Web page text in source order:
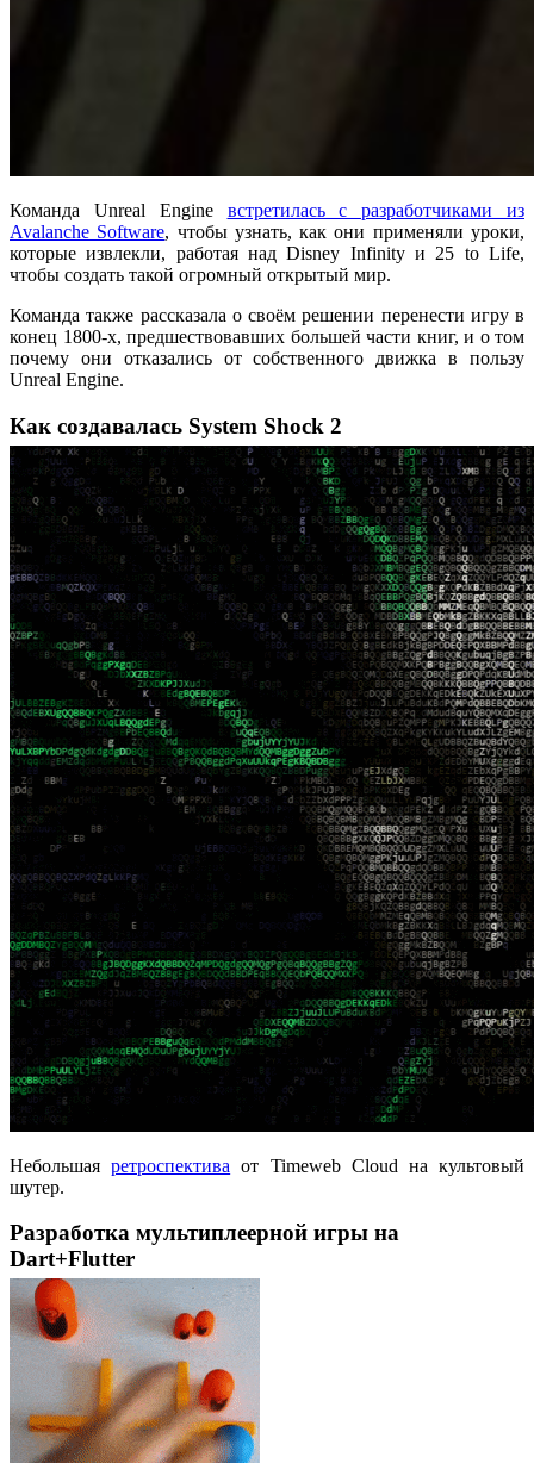
Команда Unreal Engine встретилась с разработчиками из
Avalanche Software, чтобы узнать, как они применяли уроки,
которые извлекли, работая над Disney Infinity и 25 to Life,
чтобы создать такой огромный открытый мир.
Команда также рассказала о своём решении перенести игру в
конец 1800-х, предшествовавших большей части книг, и о том
почему они отказались от собственного движка в пользу
Unreal Engine.
Как создавалась System Shock 2
Небольшаяретроспектива от Timeweb Cloud на культовый
шутер.
Разработка мультиплеерной игры на
Dart+Flutter